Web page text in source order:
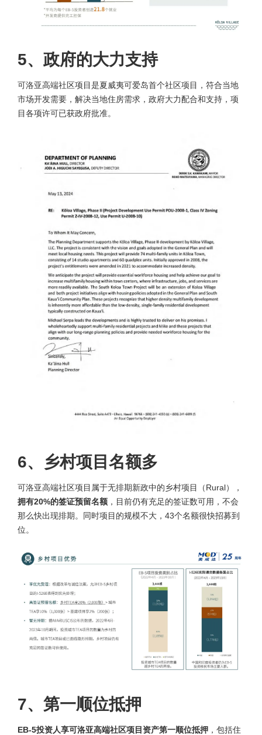
5、政府的大力支持
可洛亚高端社区项目是夏威夷可爱岛首个社区项目，符合当地
市场开发需要，解决当地住房需求，政府大力配合和支持，项
目各项许可已获政府批准。
6、乡村项目名额多
可洛亚高端社区项目属于无排期新政中的乡村项目（Rural），
拥有20%的签证预留名额 ，目前仍有充足的签证数可用，不会
那么快出现排期。同时项目的规模不大，43个名额很快招募到
位。
7、第一顺位抵押
EB-5投资人享可洛亚高端社区项目资产第一顺位抵押 ，包括住